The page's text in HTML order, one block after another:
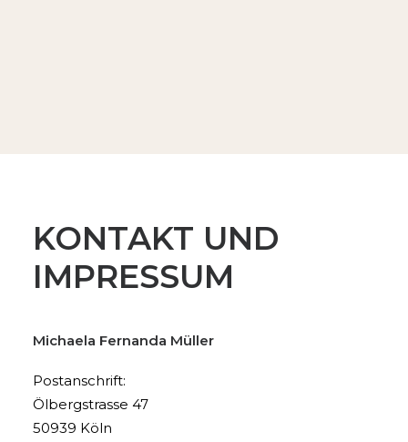
KONTAKT UND
IMPRESSUM
Michaela Fernanda Müller
Postanschrift:
Ölbergstrasse 47
50939 Köln